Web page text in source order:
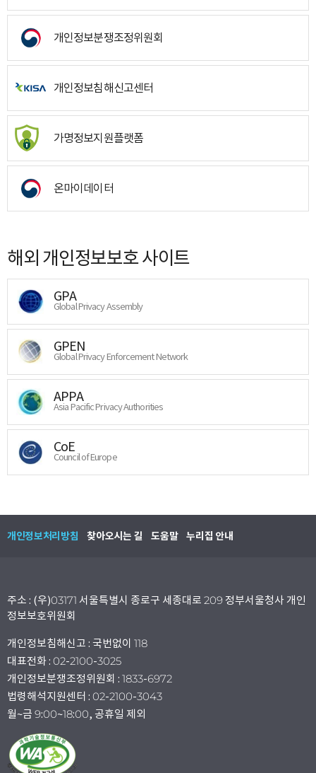
개인정보분쟁조정위원회
개인정보침해신고센터
가명정보지원플랫폼
온마이데이터
해외 개인정보보호 사이트
GPA
Global Privacy Assembly
GPEN
Global Privacy Enforcement Network
APPA
Asia Pacific Privacy Authorities
CoE
Council of Europe
개인정보처리방침 찾아오시는 길 도움말 누리집 안내
주소 : (우)03171 서울특별시 종로구 세종대로 209 정부서울청사 개인
정보보호위원회
개인정보침해신고 : 국번없이 118
대표전화 : 02-2100-3025
개인정보분쟁조정위원회 : 1833-6972
법령해석지원센터 : 02-2100-3043
월~금 9:00~18:00, 공휴일 제외